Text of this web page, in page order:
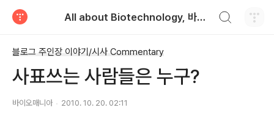
All about Biotechnology, 바이오텍의 모든 것
블로그 주인장 이야기/시사 Commentary
사표쓰는 사람들은 누구?
바이오매니아 2010. 10. 20. 02:11